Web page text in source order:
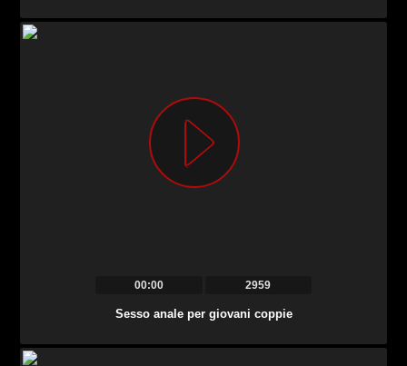
00:00 2959
Sesso anale per giovani coppie